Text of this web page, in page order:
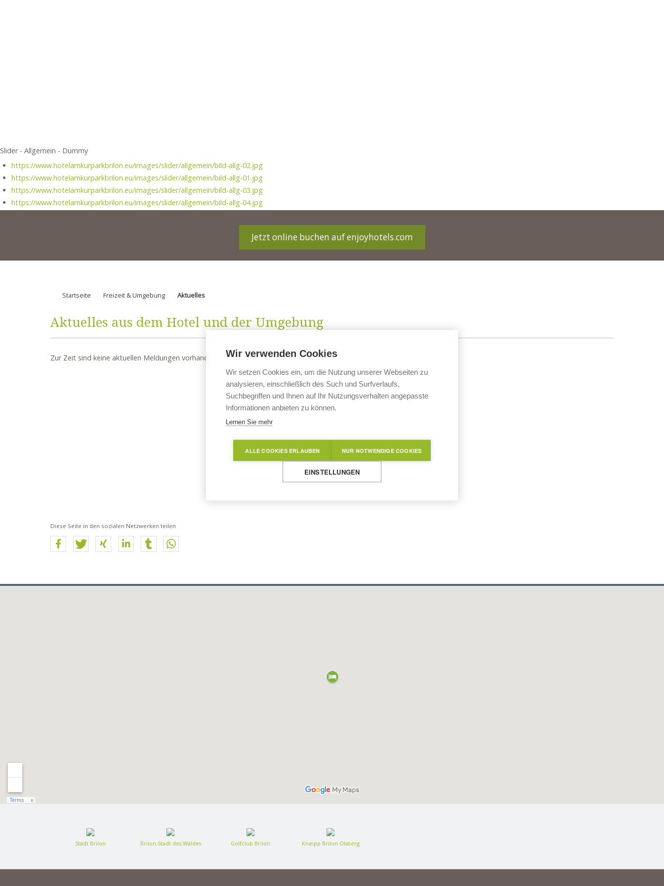
Slider - Allgemein - Dummy
https://www.hotelamkurparkbrilon.eu/images/slider/allgemein/bild-allg-02.jpg
https://www.hotelamkurparkbrilon.eu/images/slider/allgemein/bild-allg-01.jpg
https://www.hotelamkurparkbrilon.eu/images/slider/allgemein/bild-allg-03.jpg
https://www.hotelamkurparkbrilon.eu/images/slider/allgemein/bild-allg-04.jpg
Jetzt online buchen auf enjoyhotels.com
Startseite Freizeit & Umgebung Aktuelles
Aktuelles aus dem Hotel und der Umgebung
Zur Zeit sind keine aktuellen Meldungen vorhanden.
Stadt Brilon Brilon Stadt des Waldes Golfclub Brilon Kneipp Brilon Olsberg
Wir verwenden Cookies
Wir setzen Cookies ein, um die Nutzung unserer Webseiten zu
analysieren, einschließlich des Such und Surfverlaufs,
Suchbegriffen und Ihnen auf Ihr Nutzungsverhalten angepasste
Informationen anbieten zu können.
Lernen Sie mehr
ALLE COOKIES ERLAUBEN NUR NOTWENDIGE COOKIES
EINSTELLUNGEN